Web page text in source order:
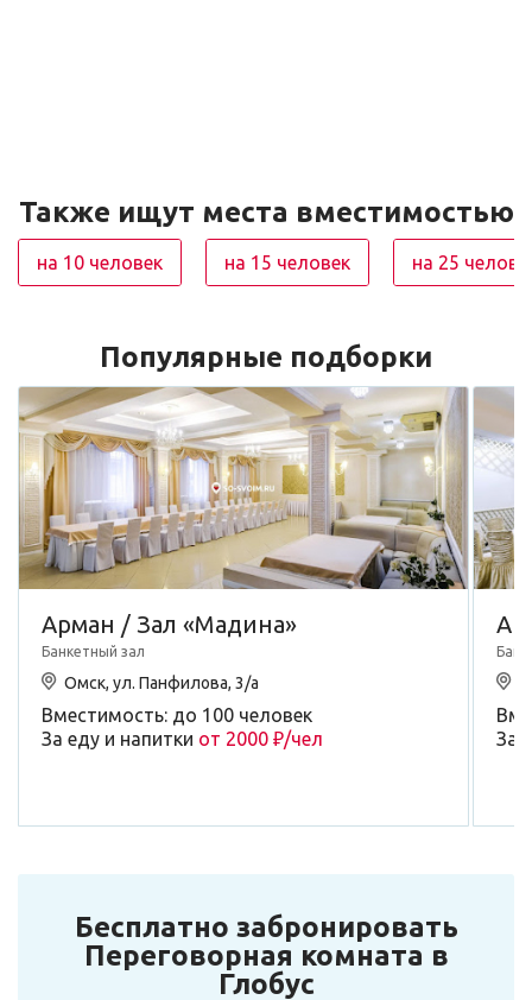
Также ищут места вместимостью
на 10 человек на 15 человек на 25
Популярные подборки
Арман / Зал «Мадина»
Банкетный зал
Омск, ул. Панфилова, 3/а
Вместимость: до 100 человек
За еду и напитки от 2000 ₽/чел
За
Бесплатно забронировать
Переговорная комната в
Глобус